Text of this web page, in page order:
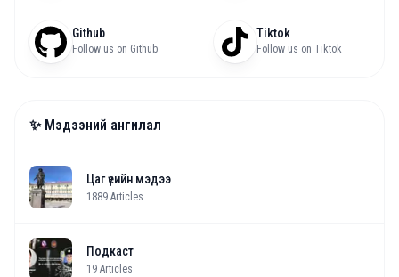
Github
Follow us on Github
Tiktok
Follow us on Tiktok
✨ Мэдээний ангилал
Цаг үеийн мэдээ
1889 Articles
Подкаст
19 Articles